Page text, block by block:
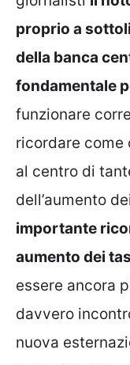
proprio a
della banca
fondamentale
funzionare
ricordare come
al centro di
dell’aumento
importante
aumento dei
essere ancora
davvero
nuova